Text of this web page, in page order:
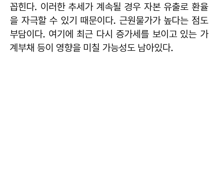
꼽힌다. 이러한 추세가 계속될 경우 자본 유출로 환율
을 자극할 수 있기 때문이다. 근원물가가 높다는 점도
부담이다. 여기에 최근 다시 증가세를 보이고 있는 가
계부채 등이 영향을 미칠 가능성도 남아있다.